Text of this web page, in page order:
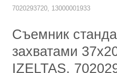
7020293720, 13000001933
Съемник
захватами
IZELTAS,